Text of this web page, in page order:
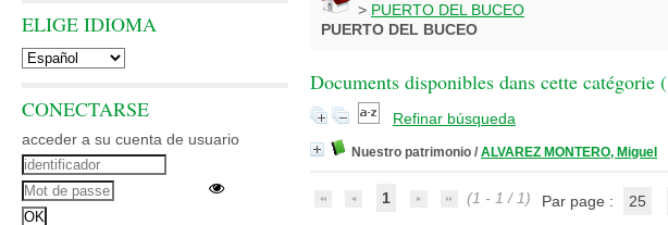
> PUERTO DEL BUCEO
PUERTO DEL BUCEO
Documents disponibles dans cette catégorie (
Refinar búsqueda
Nuestro patrimonio / ALVAREZ MONTERO, Miguel
1 (1 - 1 / 1) Par page : 25
ELIGE IDIOMA
CONECTARSE
acceder a su cuenta de usuario